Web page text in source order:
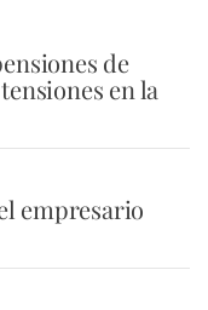
de
en la
empresario